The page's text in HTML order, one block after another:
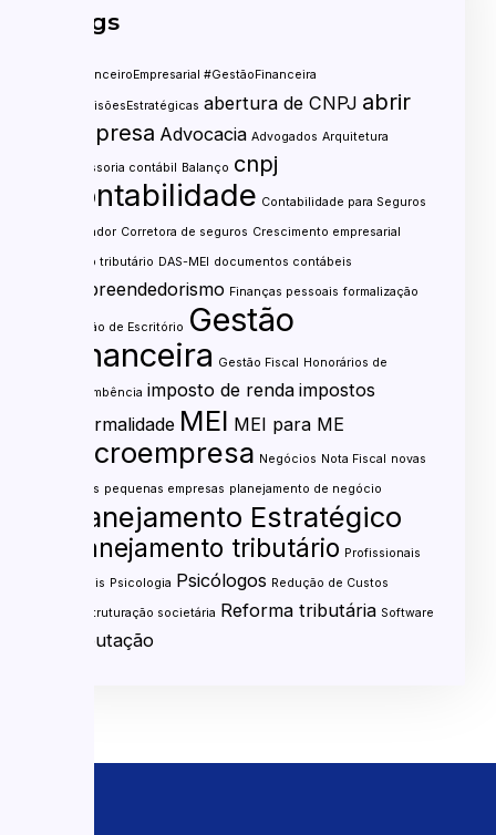
Tags
#FinanceiroEmpresarial #GestãoFinanceira
#DecisõesEstratégicas abertura de CNPJ abrir
empresa Advocacia Advogados Arquitetura
assessoria contábil Balanço cnpj
contabilidade Contabilidade para Seguros
contador Corretora de seguros Crescimento empresarial
custo tributário DAS-MEI documentos contábeis
empreendedorismo Finanças pessoais formalização
Gestão de Escritório Gestão
financeira Gestão Fiscal Honorários de
sucumbência imposto de renda impostos
informalidade MEI MEI para ME
microempresa Negócios Nota Fiscal novas
regras pequenas empresas planejamento de negócio
Planejamento Estratégico
Planejamento tributário Profissionais
liberais Psicologia Psicólogos Redução de Custos
Reestruturação societária Reforma tributária Software
Tributação